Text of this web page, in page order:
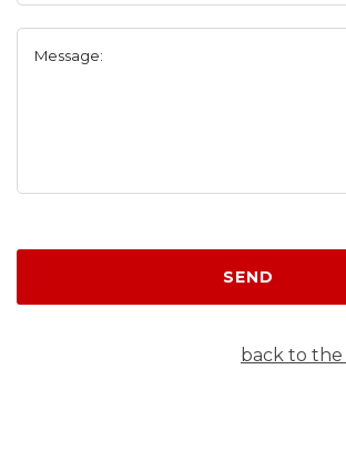
Message:
SEND
back to the